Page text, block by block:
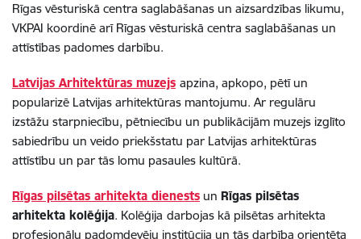
Rīgas vēsturiskā centra saglabāšanas un aizsardzības likumu,
VKPAI koordinē arī Rīgas vēsturiskā centra saglabāšanas un
attīstības padomes darbību.
Latvijas Arhitektūras muzejs apzina, apkopo, pētī un
popularizē Latvijas arhitektūras mantojumu. Ar regulāru
izstāžu starpniecību, pētniecību un publikācijām muzejs izglīto
sabiedrību un veido priekšstatu par Latvijas arhitektūras
attīstību un par tās lomu pasaules kultūrā.
Rīgas pilsētas arhitekta dienests un Rīgas pilsētas
arhitekta kolēģija. Kolēģija darbojas kā pilsētas arhitekta
profesionālu padomdevēju institūcija un tās darbība orientēta